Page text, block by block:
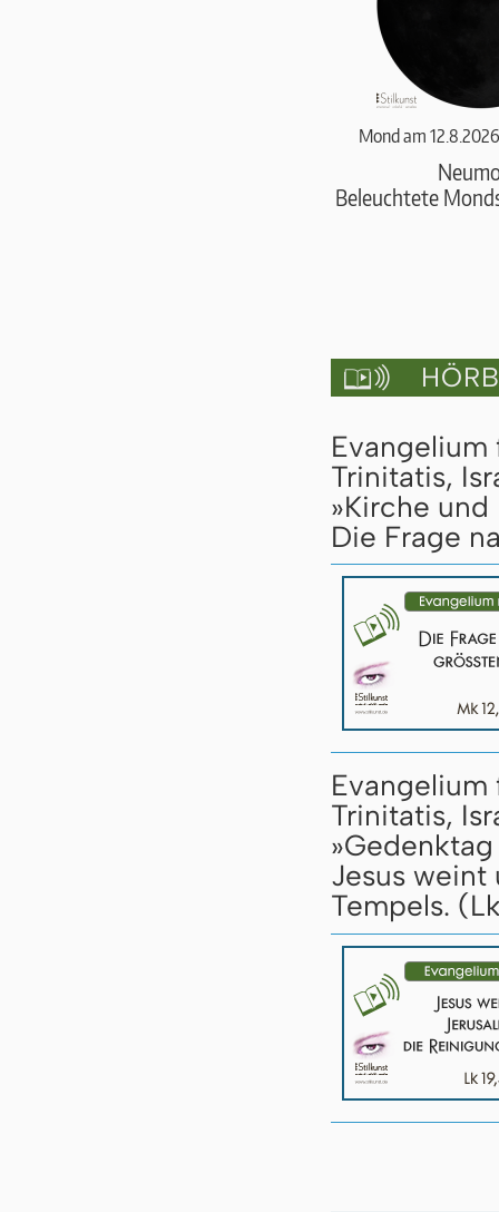
Mond am
Beleuchtete

Evangelium
Trinitatis,
»Kirche und
Die Frage
Evangelium
Trinitatis,
Jesus weint
Tempels.